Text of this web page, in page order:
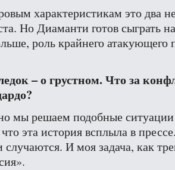
характеристикам это два
Но Диаманти готов сыграть
роль крайнего
– о грустном. Что за
мы решаем подобные ситуации
эта история всплыла в
случаются. И моя задача, как